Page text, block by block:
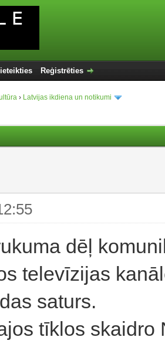
Reģistrēties
› Latvijas ikdiena un notikumi
dēļ
televīzijas
saturs.
tīklos skaidro